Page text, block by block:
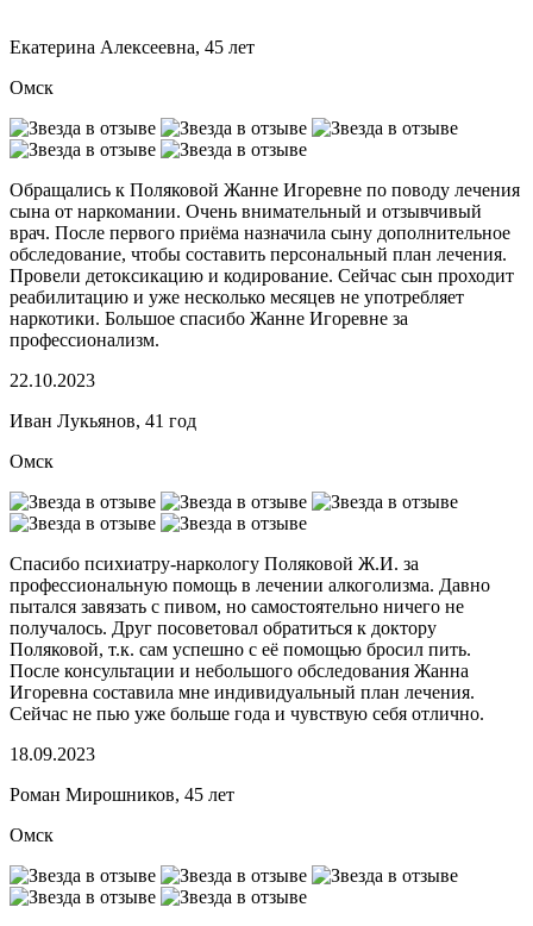
Екатерина Алексеевна, 45 лет
Омск
Обращались к Поляковой Жанне Игоревне по поводу лечения
сына от наркомании. Очень внимательный и отзывчивый
врач. После первого приёма назначила сыну дополнительное
обследование, чтобы составить персональный план лечения.
Провели детоксикацию и кодирование. Сейчас сын проходит
реабилитацию и уже несколько месяцев не употребляет
наркотики. Большое спасибо Жанне Игоревне за
профессионализм.
22.10.2023
Иван Лукьянов, 41 год
Омск
Спасибо психиатру-наркологу Поляковой Ж.И. за
профессиональную помощь в лечении алкоголизма. Давно
пытался завязать с пивом, но самостоятельно ничего не
получалось. Друг посоветовал обратиться к доктору
Поляковой, т.к. сам успешно с её помощью бросил пить.
После консультации и небольшого обследования Жанна
Игоревна составила мне индивидуальный план лечения.
Сейчас не пью уже больше года и чувствую себя отлично.
18.09.2023
Роман Мирошников, 45 лет
Омск